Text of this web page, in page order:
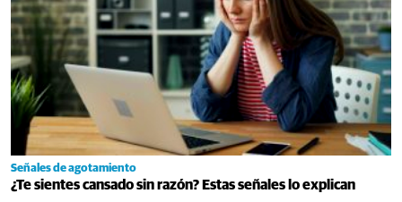
Señales de agotamiento
¿Te sientes cansado sin razón? Estas señales lo explican